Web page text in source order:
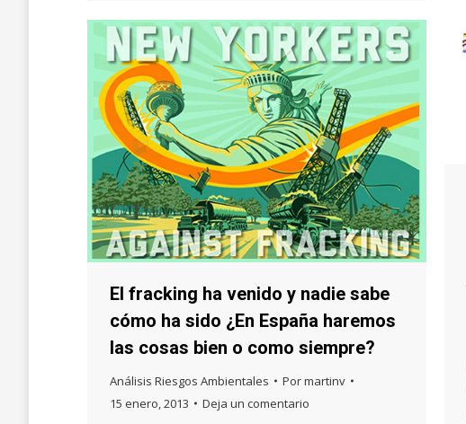
El fracking ha venido y nadie sabe
cómo ha sido ¿En España haremos
las cosas bien o como siempre?
Análisis Riesgos Ambientales Pormartinv
15 enero, 2013
Deja un comentario